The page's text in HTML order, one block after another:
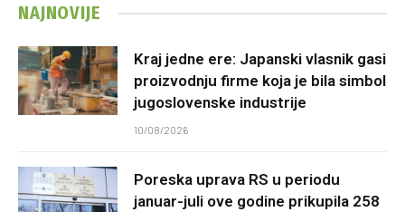
NAJNOVIJE
Kraj jedne ere: Japanski vlasnik gasi
proizvodnju firme koja je bila simbol
jugoslovenske industrije
10/08/2026
Poreska uprava RS u periodu
januar-juli ove godine prikupila 258